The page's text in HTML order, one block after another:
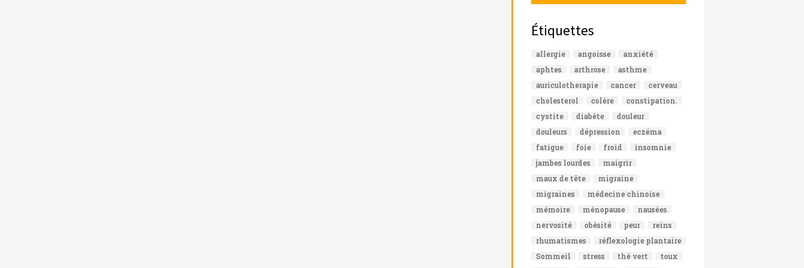
Étiquettes
allergie angoisse
anxiété
aphtes
arthrose
asthme
auriculotherapie
cancer
cerveau
cholesterol
colère
constipation.
cystite
diabète
douleur
douleurs
dépression
eczéma
fatigue
foie froid
insomnie
jambes lourdes
maigrir
maux de tête
migraine
migraines
médecine chinoise
mémoire
ménopause
nausées
nervosité
obésité peur
reins
rhumatismes
réflexologie plantaire
Sommeil
stress thé vert
toux